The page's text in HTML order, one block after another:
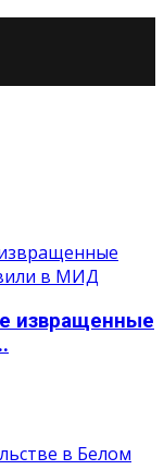
извращенные